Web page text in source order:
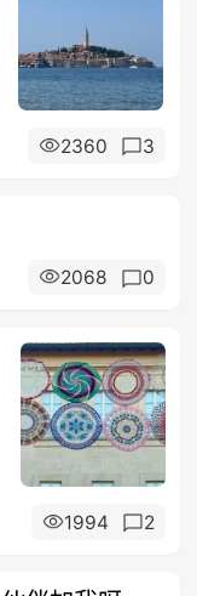
2360 3
2068 0
1994 2